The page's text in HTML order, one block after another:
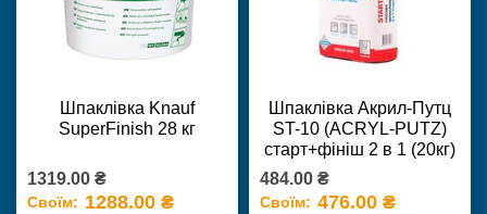
Шпаклівка Knauf
SuperFinish 28 кг
1319.00 ₴
Своїм: 1288.00 ₴
Шпаклівка Акрил-Путц
ST-10 (ACRYL-PUTZ)
старт+фініш 2 в 1 (20кг)
484.00 ₴
Своїм: 476.00 ₴